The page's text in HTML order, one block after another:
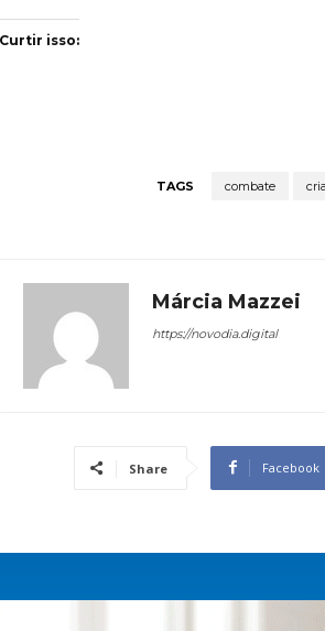
Curtir isso:
TAGS combate
Márcia Mazzei
https://novodia.digital
Share Facebook